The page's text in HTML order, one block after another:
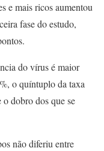
e mais ricos aumentou
fase do estudo,
do vírus é maior
o quíntuplo da taxa
dobro dos que se
não diferiu entre